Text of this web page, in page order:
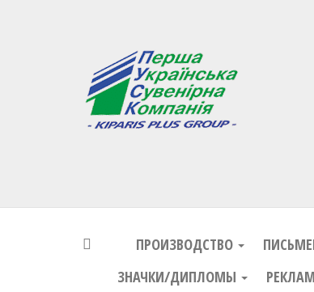
Первая Украинская
ПРОИЗВОДСТВО
ЗНАЧКИ/ДИПЛОМЫ